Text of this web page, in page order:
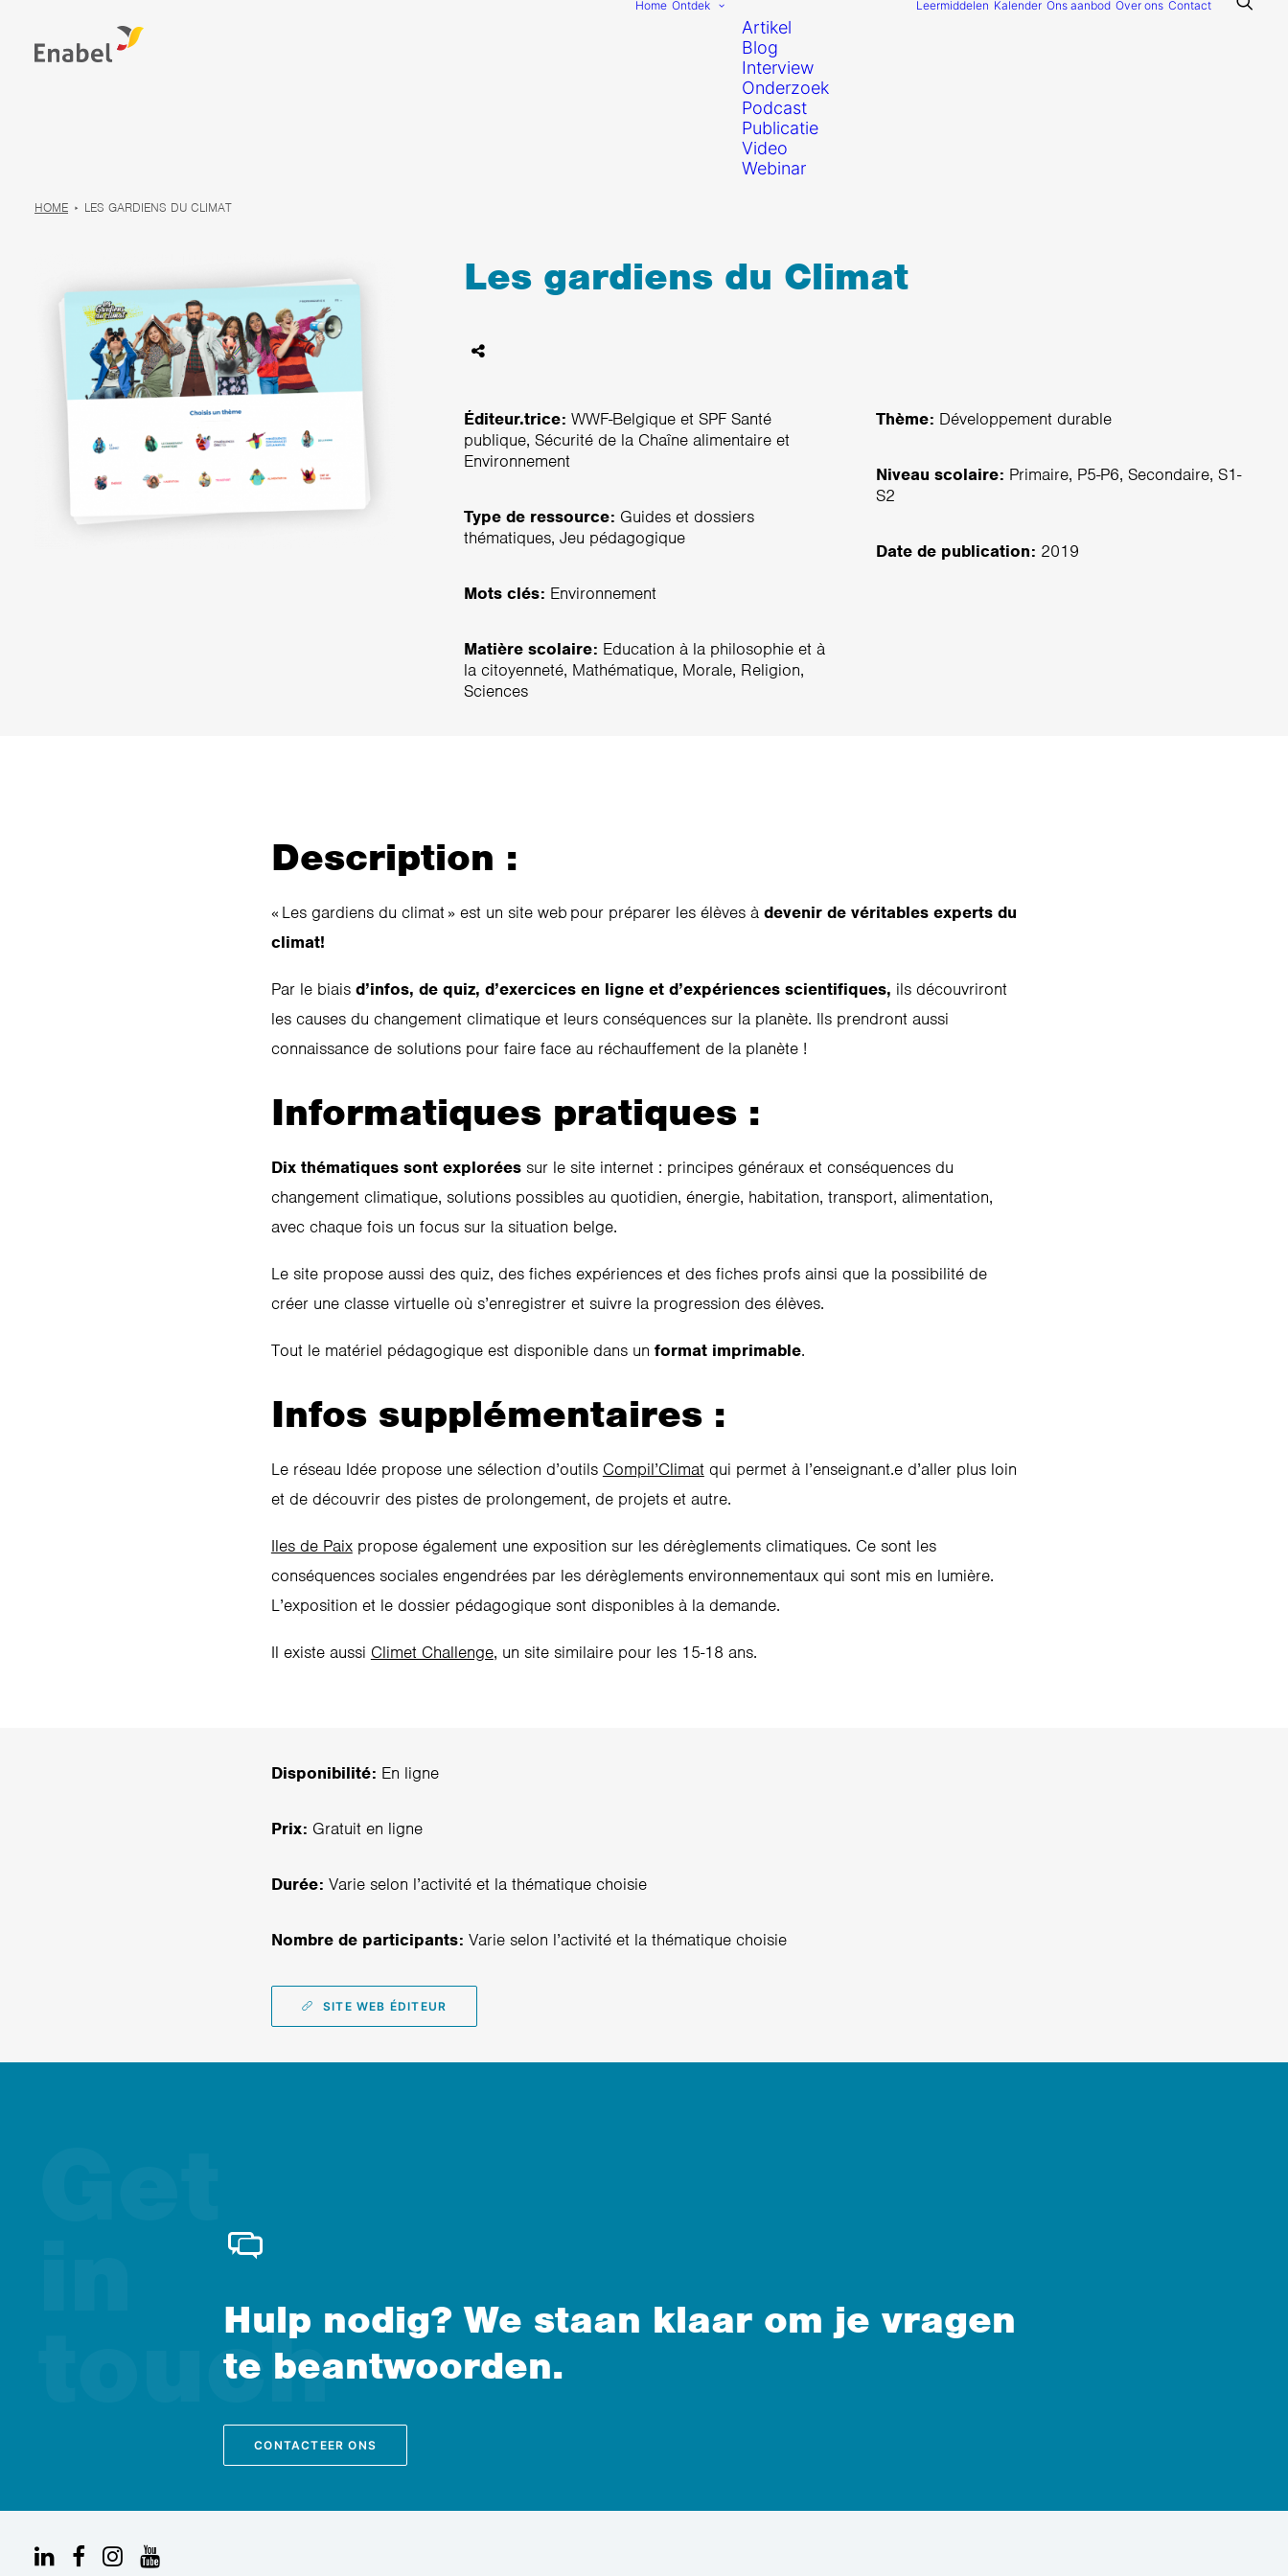
Home Ontdek
Artikel
Blog
Interview
Onderzoek
Podcast
Publicatie
Video
Webinar
Leermiddelen Kalender Ons aanbod Over ons Contact
HOME LES GARDIENS DU CLIMAT
Les gardiens du Climat
Éditeur.trice: WWF-Belgique et SPF Santé
publique, Sécurité de la Chaîne alimentaire et
Environnement
Type de ressource: Guides et dossiers
thématiques, Jeu pédagogique
Mots clés: Environnement
Matière scolaire: Education à la philosophie et à
la citoyenneté, Mathématique, Morale, Religion,
Sciences
Thème: Développement durable
Niveau scolaire: Primaire, P5-P6, Secondaire, S1-
S2
Date de publication: 2019
Description :
« Les gardiens du climat » est un site web pour préparer les élèves à devenir de véritables experts du
climat!
Par le biais d’infos, de quiz, d’exercices en ligne et d’expériences scientifiques, ils découvriront
les causes du changement climatique et leurs conséquences sur la planète. Ils prendront aussi
connaissance de solutions pour faire face au réchauffement de la planète !
Informatiques pratiques :
Dix thématiques sont exploréessur le site internet : principes généraux et conséquences du
changement climatique, solutions possibles au quotidien, énergie, habitation, transport, alimentation,
avec chaque fois un focus sur la situation belge.
Le site propose aussi des quiz, des fiches expériences et des fiches profs ainsi que la possibilité de
créer une classe virtuelle où s’enregistrer et suivre la progression des élèves.
Tout le matériel pédagogique est disponible dans un format imprimable.
Infos supplémentaires :
Le réseau Idée propose une sélection d’outils Compil’Climatqui permet à l’enseignant.e d’aller plus loin
et de découvrir des pistes de prolongement, de projets et autre.
Iles de Paixpropose également une exposition sur les dérèglements climatiques. Ce sont les
conséquences sociales engendrées par les dérèglements environnementaux qui sont mis en lumière.
L’exposition et le dossier pédagogique sont disponibles à la demande.
Il existe aussi Climet Challenge, un site similaire pour les 15-18 ans.
Disponibilité: En ligne
Prix: Gratuit en ligne
Durée: Varie selon l’activité et la thématique choisie
Nombre de participants: Varie selon l’activité et la thématique choisie
SITE WEB ÉDITEUR
Hulp nodig? We staan klaar om je vragen
te beantwoorden.
CONTACTEER ONS